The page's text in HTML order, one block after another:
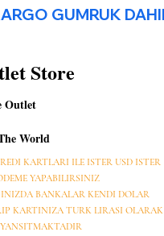
Store
Outlet
World
KARTLARI ILE ISTER USD ISTER
YAPABILIRSINIZ
BANKALAR KENDI DOLAR
KARTINIZA TURK LIRASI OLARAK
YANSITMAKTADIR